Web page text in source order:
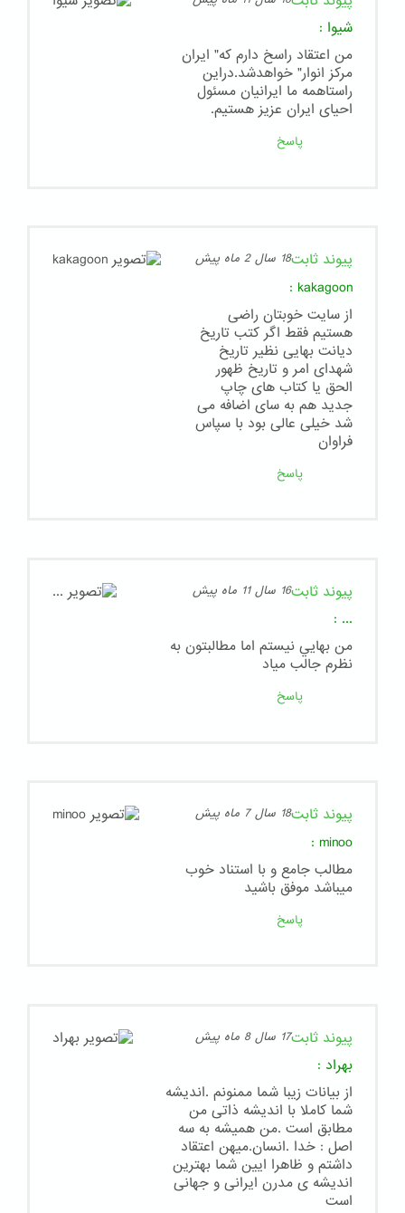
شیوا :
من اعتقاد راسخ دارم که" ایران
مرکز انوار" خواهدشد.دراین
راستاهمه ما ایرانیان مسئول
احیای ایران عزیز هستیم.
پاسخ
پیوند ثابت18 سال 2 ماه پیش
kakagoon
:
از سایت خوبتان راضی
هستیم فقط اگر کتب تاریخ
دیانت بهایی نظیر تاریخ
شهدای امر و تاریخ ظهور
الحق یا کتاب های چاپ
جدید هم به سای اضافه می
شد خیلی عالی بود با سپاس
فراوان
پاسخ
پیوند ثابت16 سال 11 ماه پیش
...
:
من بهايي نيستم اما مطالبتون به
نظرم جالب مياد
پاسخ
پیوند ثابت18 سال 7 ماه پیش
minoo
:
مطالب جامع و با استناد خوب
ميباشد موفق باشيد
پاسخ
پیوند ثابت17 سال 8 ماه پیش
بهراد :
از بیانات زیبا شما ممنونم .اندیشه
شما کاملا با اندیشه ذاتی من
مطابق است .من همیشه به سه
اصل : خدا .انسان.میهن اعتقاد
داشتم و ظاهرا ایین شما بهترین
اندیشه ی مدرن ایرانی و جهانی
است